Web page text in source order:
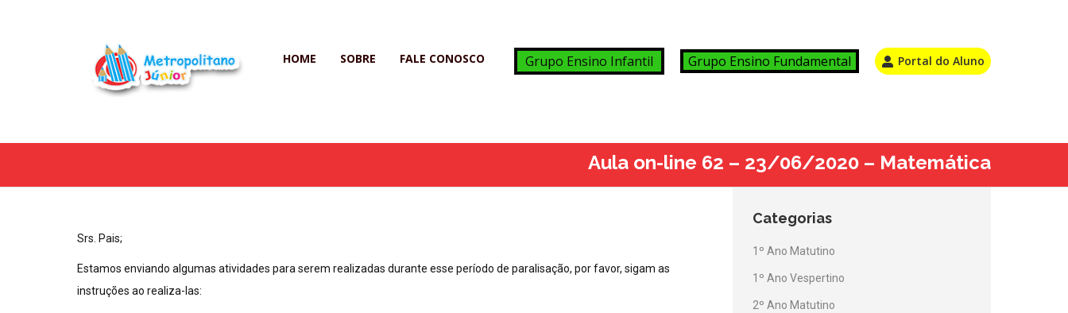
HOME SOBRE FALE CONOSCO Grupo Ensino Infantil Grupo Ensino Fundamental Portal do Aluno
Aula on-line 62 – 23/06/2020 – Matemática
Srs. Pais;
Estamos enviando algumas atividades para serem realizadas durante esse período de paralisação, por favor, sigam as
instruções ao realiza-las:
Categorias
1º Ano Matutino
1º Ano Vespertino
2º Ano Matutino